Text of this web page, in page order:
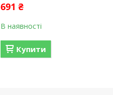
691 ₴
В наявності
Купити